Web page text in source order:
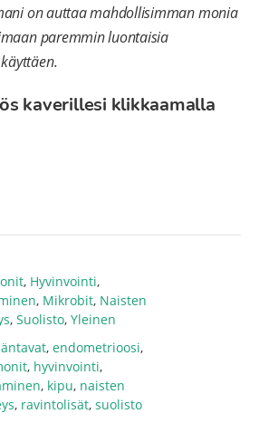
on auttaa mahdollisimman monia
paremmin luontaisia
kaverillesi klikkaamalla
, Hyvinvointi,
, Mikrobit, Naisten
, Suolisto, Yleinen
, endometrioosi,
, hyvinvointi,
, kipu, naisten
, ravintolisät, suolisto